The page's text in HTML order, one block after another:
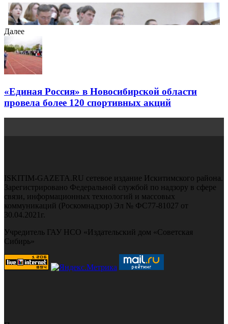
Далее
«Единая Россия» в Новосибирской области
провела более 120 спортивных акций
ISKITIM-GAZETA.RU сетевое издание Искитимского района.
Зарегистрировано Федеральной службой по надзору в сфере
связи, информационных технологий и массовых
коммуникаций (Роскомнадзор) Эл № ФС77-81027 от
30.04.2021г.
Учредитель ГАУ НСО «Издательский дом «Советская
Сибирь»